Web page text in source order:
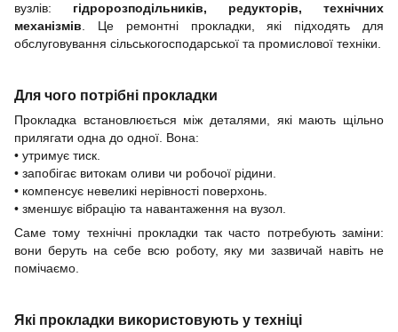
вузлів: гідророзподільників, редукторів, технічних
механізмів . Це ремонтні прокладки, які підходять для
обслуговування сільськогосподарської та промислової техніки.
Для чого потрібні прокладки
Прокладка встановлюється між деталями, які мають щільно
прилягати одна до одної. Вона:
• утримує тиск.
• запобігає витокам оливи чи робочої рідини.
• компенсує невеликі нерівності поверхонь.
• зменшує вібрацію та навантаження на вузол.
Саме тому технічні прокладки так часто потребують заміни:
вони беруть на себе всю роботу, яку ми зазвичай навіть не
помічаємо.
Які прокладки використовують у техніці